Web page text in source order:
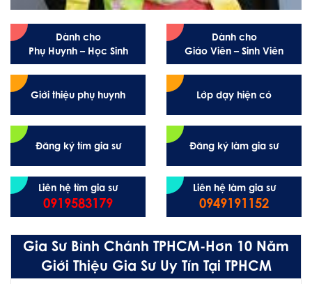
Dành cho
Phụ Huynh – Học Sinh
Giới thiệu phụ huynh
Đăng ký tìm gia sư
Liên hệ tìm gia sư
0919583179
Dành cho
Giáo Viên – Sinh Viên
Lớp dạy hiện có
Đăng ký làm gia sư
Liên hệ làm gia sư
0949191152
Gia Sư Bình Chánh TPHCM-Hơn 10 Năm
Giới Thiệu Gia Sư Uy Tín Tại TPHCM